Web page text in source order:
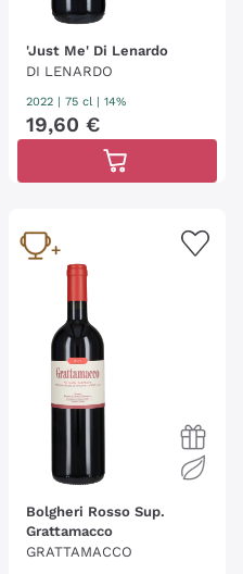
'Just Me' Di Lenardo
DI LENARDO
2022 75 cl | 14%
19,60 €
Bolgheri Rosso Sup.
Grattamacco
GRATTAMACCO